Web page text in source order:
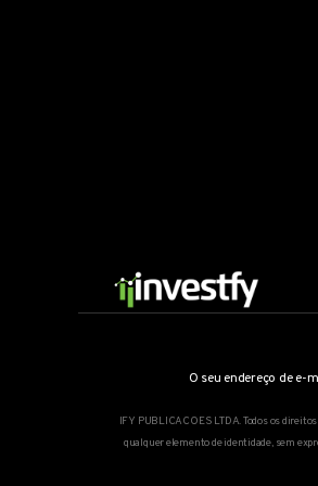
O seu endereço de e-
IFY PUBLICACOES LTDA. Todos os
qualquer elemento de identidade, sem